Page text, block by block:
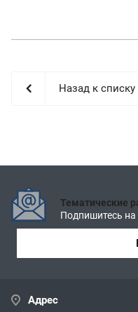
Назад к списку
Тематические
Подпишитесь
Адрес